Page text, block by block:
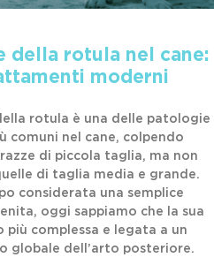
della rotula nel cane:
moderni
rotula è una delle patologie
comuni nel cane, colpendo
di piccola taglia, ma non
di taglia media e grande.
considerata una semplice
oggi sappiamo che la sua
più complessa e legata a un
globale dell’arto posteriore.